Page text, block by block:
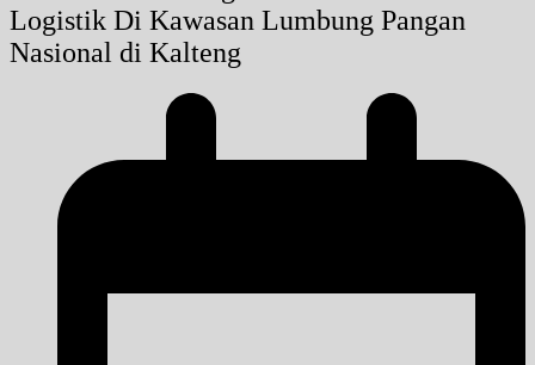
Logistik Di Kawasan Lumbung Pangan
Nasional di Kalteng